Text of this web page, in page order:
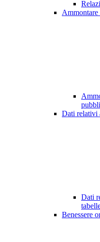
Ammontare
Dati relativi
Dati
Benessere